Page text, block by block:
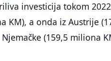
investicija tokom
KM), a onda iz Austrije
(159,5 miliona